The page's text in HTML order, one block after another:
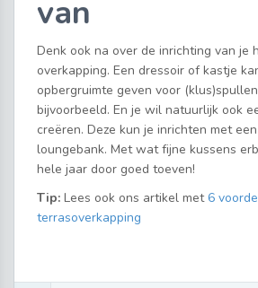
van
Denk ook na over de inrichting van je
overkapping. Een dressoir of kastje
opbergruimte geven voor
bijvoorbeeld. En je wil natuurlijk ook
creëren. Deze kun je inrichten met
loungebank. Met wat fijne kussens
hele jaar door goed toeven!
Tip: Lees ook ons artikel met6
terrasoverkapping